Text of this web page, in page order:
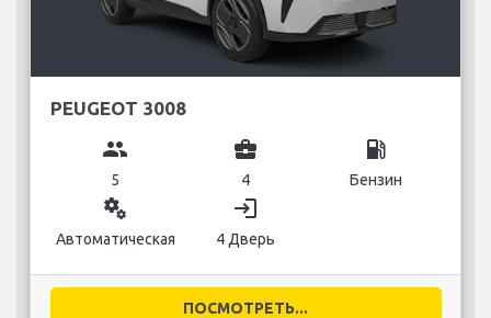
PEUGEOT 3008
group
5
business_center
4
local_gas_station
Бензин
miscellaneous_services
Автоматическая
login
4 Дверь
ПОСМОТРЕТЬ...